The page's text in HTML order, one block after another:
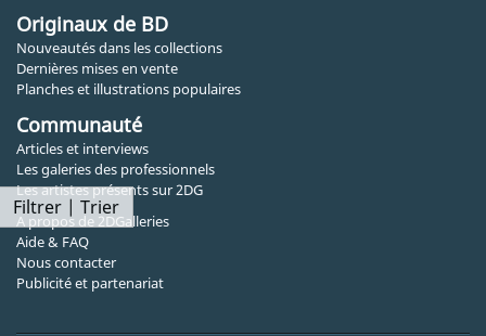
Filtrer | Trier
Originaux de BD
Nouveautés dans les collections
Dernières mises en vente
Planches et illustrations populaires
Communauté
Articles et interviews
Les galeries des professionnels
Les artistes présents sur 2DG
A propos de 2DGalleries
Aide & FAQ
Nous contacter
Publicité et partenariat